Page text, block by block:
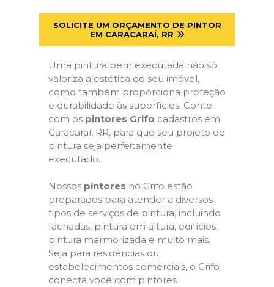
SOLICITE UM ORÇAMENTO DE PINTOR
EM CARACARAÍ, RR
Uma pintura bem executada não só
valoriza a estética do seu imóvel,
como também proporciona proteção
e durabilidade às superfícies. Conte
com os pintores Grifo cadastros em
Caracaraí, RR, para que seu projeto de
pintura seja perfeitamente
executado.
Nossos pintores no Grifo estão
preparados para atender a diversos
tipos de serviços de pintura, incluindo
fachadas, pintura em altura, edifícios,
pintura marmorizada e muito mais.
Seja para residências ou
estabelecimentos comerciais, o Grifo
conecta você com pintores